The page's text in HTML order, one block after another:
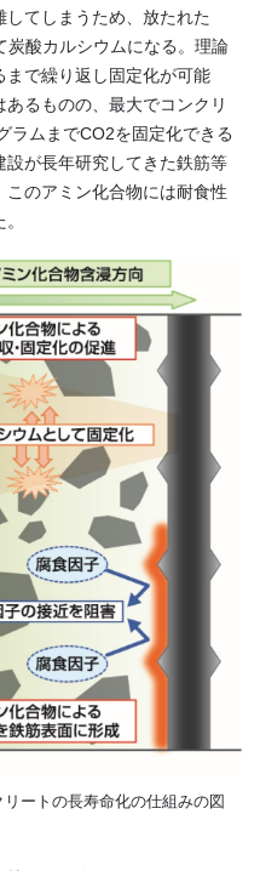
てしまうため、放たれた
炭酸カルシウムになる。理論
まで繰り返し固定化が可能
るものの、最大でコンクリ
ラムまでCO2を固定化できる
が長年研究してきた鉄筋等
のアミン化合物には耐食性
ートの長寿命化の仕組みの図